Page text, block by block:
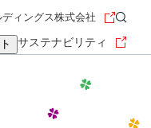
サステナビリティ
ィングス株式会社